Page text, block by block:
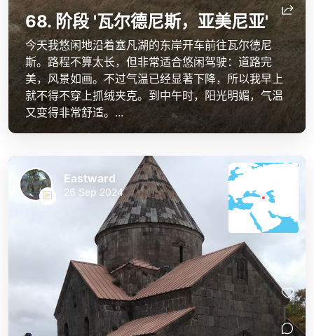
68. 阶段 '瓦尔德尼斯，亚美尼亚'
今天我悠闲地沿着塞凡湖的东岸开车前往瓦尔德尼
斯。路程不算太长，但非常适合悠闲驾驶：道路完
美，风景如画。不过气温已经显著下降，所以我早上
就不得不穿上抓绒夹克。到中午时，阳光明媚，气温
又变得非常舒适。...
Eastward
26 Sep 2024